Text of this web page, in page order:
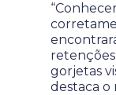
gorjetas
destaca o